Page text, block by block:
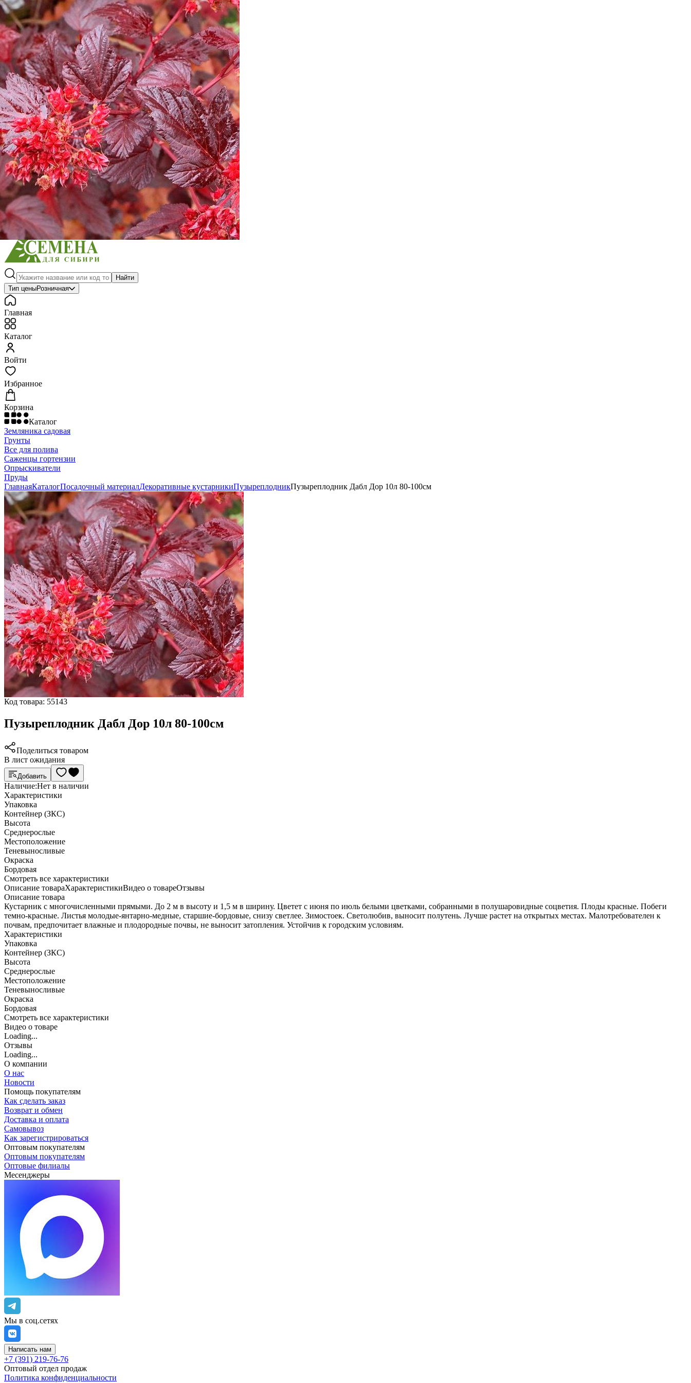
Выберите город
Обратный звонокЗаказать обратный звонок
Каталог
Семена
Грунты
Газонные травы, сидераты
Горшки, рассадники, аксессуары
Посадочный материал
Садовый инструмент, инвентарь
Консервирование
Средства защиты, удобрения, добавки, химия
Обустройство сада, декор
Найти
Тип ценыРозничная
Главная
Каталог
Войти
Избранное
Корзина
Каталог
Земляника садовая
Грунты
Все для полива
Саженцы гортензии
Опрыскиватели
Пруды
ГлавнаяКаталогПосадочный материалДекоративные кустарникиПузыреплодникПузыреплодник Дабл Дор 10л 80-100см
Код товара: 55143
Пузыреплодник Дабл Дор 10л 80-100см
Поделиться товаром
В лист ожидания
Добавить
Наличие:Нет в наличии
Характеристики
Упаковка
Контейнер (ЗКС)
Высота
Среднерослые
Местоположение
Теневыносливые
Окраска
Бордовая
Cмотреть все характеристики
Описание товараХарактеристикиВидео о товареОтзывы
Описание товара
Кустарник с многочисленными прямыми. До 2 м в высоту и 1,5 м в ширину. Цветет с июня по июль белыми цветками, собранными в полушаровидные соцветия. Плоды красные. Побеги
темно-красные. Листья молодые-янтарно-медные, старшие-бордовые, снизу светлее. Зимостоек. Светолюбив, выносит полутень. Лучше растет на открытых местах. Малотребователен к
почвам, предпочитает влажные и плодородные почвы, не выносит затопления. Устойчив к городским условиям.
Характеристики
Упаковка
Контейнер (ЗКС)
Высота
Среднерослые
Местоположение
Теневыносливые
Окраска
Бордовая
Cмотреть все характеристики
Видео о товаре
Loading...
Отзывы
Loading...
О компании
О нас
Новости
Помощь покупателям
Как сделать заказ
Возврат и обмен
Доставка и оплата
Самовывоз
Как зарегистрироваться
Оптовым покупателям
Оптовым покупателям
Оптовые филиалы
Месенджеры
Мы в соц.сетях
Написать нам
+7 (391) 219-76-76
Оптовый отдел продаж
Политика конфиденциальности